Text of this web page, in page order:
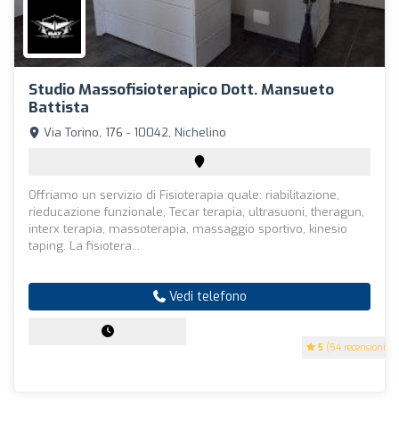
Studio Massofisioterapico Dott. Mansueto
Battista
5 (54 recensioni)
Via Torino, 176 - 10042, Nichelino
Offriamo un servizio di Fisioterapia quale: riabilitazione,
rieducazione funzionale, Tecar terapia, ultrasuoni, theragun,
interx terapia, massoterapia, massaggio sportivo, kinesio
taping. La fisiotera...
Vedi telefono